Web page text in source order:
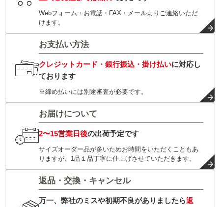
Webフォーム・お電話・FAX・メールよりご連絡いただ
けます。
お支払い方法
クレジットカード・銀行振込・掛け払いに対応し
ております
※締め払いには別途審査が必要です。
お届けについて
2〜15営業日後の出荷予定です
サイズオーダー品が多いためお時間をいただくこともあ
りますが、1品１品丁寧に仕上げさせていただきます。
返品・交換・キャンセル
万一、弊社のミスや初期不良がありましたら返